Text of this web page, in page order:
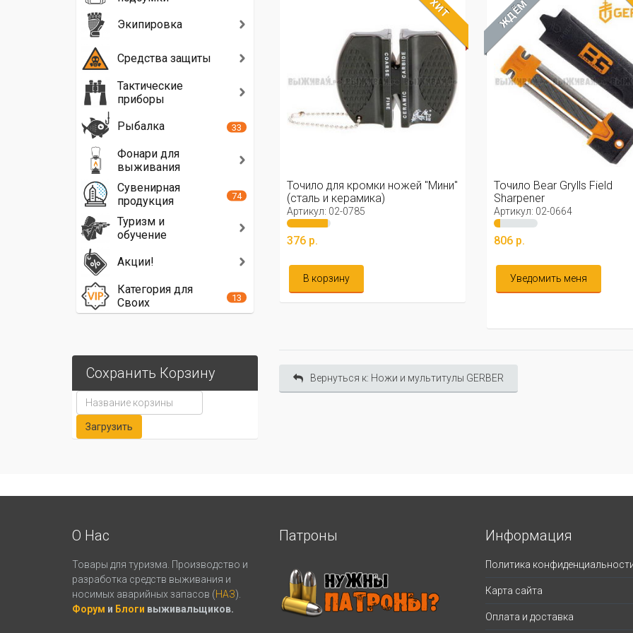
ХИТ
Точило для кромки ножей "Мини"
(сталь и керамика)
Артикул: 02-0785
376 р.
В корзину
ЖДЁМ
Точило Bear Grylls Field
Sharpener
Артикул: 02-0664
806 р.
Уведомить меня
Вернуться к: Ножи и мультитулы GERBER
Экипировка
Средства защиты
Тактические
приборы
Рыбалка
33
Фонари для
выживания
Сувенирная
продукция
74
Туризм и
обучение
Акции!
Категория для
Своих
13
Сохранить Корзину
О Нас
Товары для туризма. Производство и
разработка средств выживания и
носимых аварийных запасов (НАЗ).
Форум и Блоги выживальщиков.
Патроны Информация
Политика
Карта сайта
Оплата и доставка